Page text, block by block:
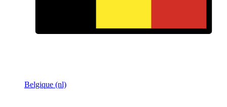
Belgique (nl)